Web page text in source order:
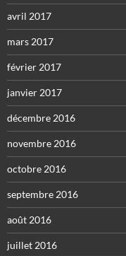
avril 2017
mars 2017
février 2017
janvier 2017
décembre 2016
novembre 2016
octobre 2016
septembre 2016
août 2016
juillet 2016